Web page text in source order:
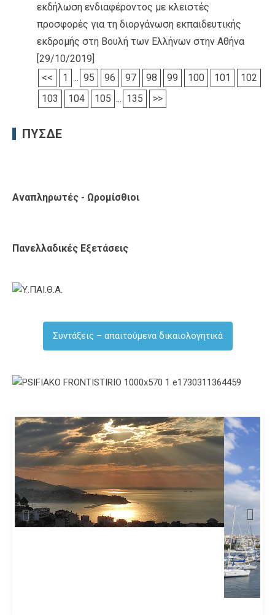
εκδήλωση ενδιαφέροντος με κλειστές
προσφορές για τη διοργάνωση εκπαιδευτικής
εκδρομής στη Βουλή των Ελλήνων στην Αθήνα
[29/10/2019]
<<
1 ... 95 96 97 98 99 100 101
102
103
104 105 ... 135 >>
ΠΥΣΔΕ
Αναπληρωτές - Ωρομίσθιοι
Πανελλαδικές Εξετάσεις
Συντάξεις – απαιτούμενα δικαιολογητικά